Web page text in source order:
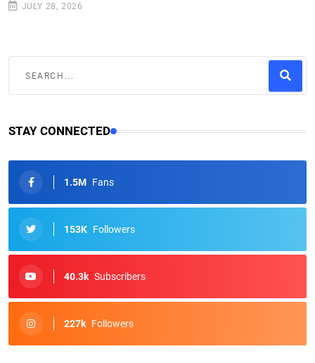
JULY 28, 2026
STAY CONNECTED
1.5M Fans
153K Followers
40.3k Subscribers
227k Followers